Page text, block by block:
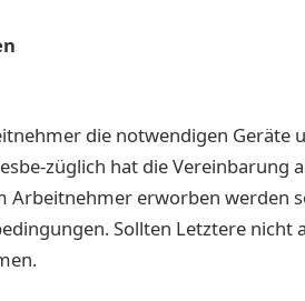
die notwendigen Geräte
züglich hat die Vereinbarung
erworben werden
Sollten Letztere nicht